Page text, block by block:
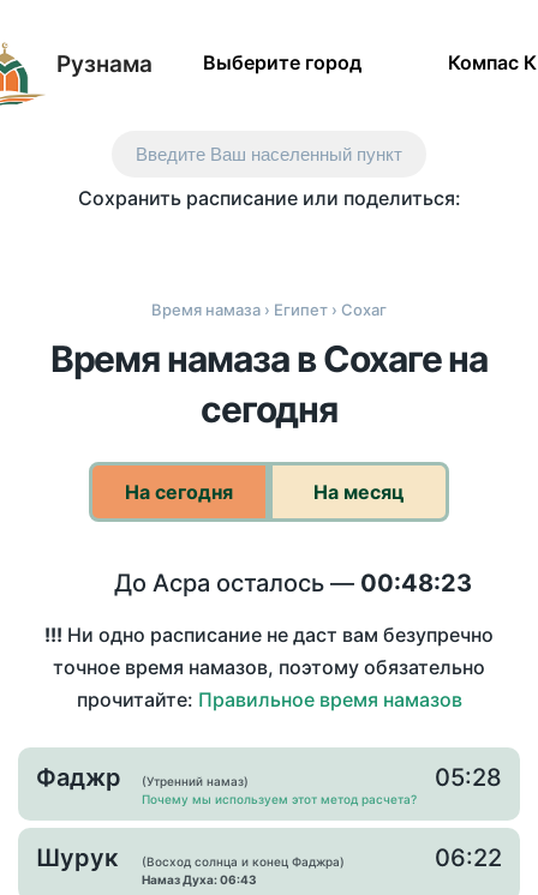
Рузнама Выберите город Компас
Введите Ваш населенный пункт
Сохранить расписание или поделиться:
Время намаза › Египет › Сохаг
Время намаза в Сохаге на
сегодня
На сегодня На месяц
До Асра осталось — 00:48:23
!!! Ни одно расписание не даст вам безупречно
точное время намазов, поэтому обязательно
прочитайте: Правильное время намазов
Фаджр
(Утренний намаз)
Почему мы используем этот метод расчета?
05:28
Шурук
(Восход солнца и конец Фаджра)
Намаз Духа: 06:43
06:22